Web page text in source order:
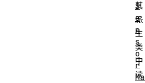
其
派
生
类
中
读
S
e
n
s
o
r
Ma